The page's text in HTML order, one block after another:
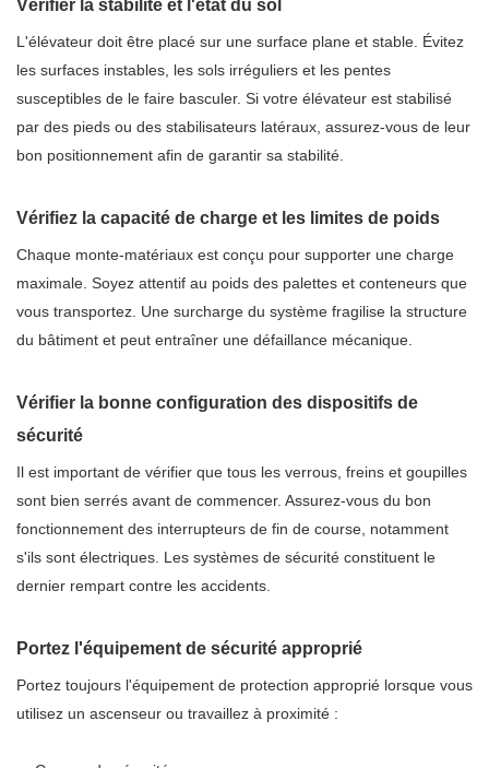
Vérifier la stabilité et l'état du sol
L'élévateur doit être placé sur une surface plane et stable. Évitez
les surfaces instables, les sols irréguliers et les pentes
susceptibles de le faire basculer. Si votre élévateur est stabilisé
par des pieds ou des stabilisateurs latéraux, assurez-vous de leur
bon positionnement afin de garantir sa stabilité.
Vérifiez la capacité de charge et les limites de poids
Chaque monte-matériaux est conçu pour supporter une charge
maximale. Soyez attentif au poids des palettes et conteneurs que
vous transportez. Une surcharge du système fragilise la structure
du bâtiment et peut entraîner une défaillance mécanique.
Vérifier la bonne configuration des dispositifs de
sécurité
Il est important de vérifier que tous les verrous, freins et goupilles
sont bien serrés avant de commencer. Assurez-vous du bon
fonctionnement des interrupteurs de fin de course, notamment
s'ils sont électriques. Les systèmes de sécurité constituent le
dernier rempart contre les accidents.
Portez l'équipement de sécurité approprié
Portez toujours l'équipement de protection approprié lorsque vous
utilisez un ascenseur ou travaillez à proximité :